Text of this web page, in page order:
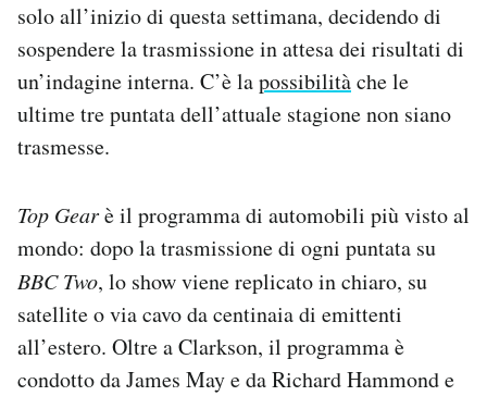
solo all’inizio di questa settimana, decidendo di
sospendere la trasmissione in attesa dei risultati di
un’indagine interna. C’è lapossibilitàche le
ultime tre puntata dell’attuale stagione non siano
trasmesse.
Top Gearè il programma di automobili più visto al
mondo: dopo la trasmissione di ogni puntata su
BBC Two, lo show viene replicato in chiaro, su
satellite o via cavo da centinaia di emittenti
all’estero. Oltre a Clarkson, il programma è
condotto da James May e da Richard Hammond e